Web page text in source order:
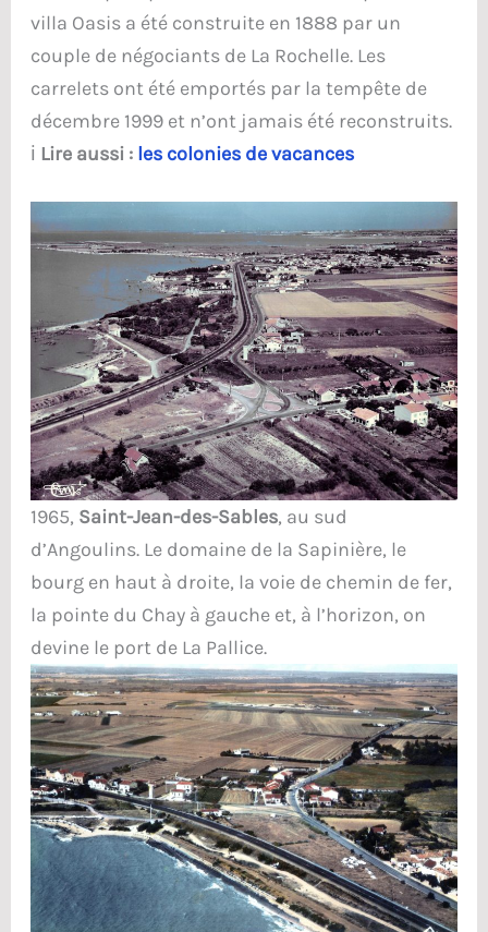
villa Oasis a été construite en 1888 par un
couple de négociants de La Rochelle. Les
carrelets ont été emportés par la tempête de
décembre 1999 et n’ont jamais été reconstruits.
ℹ️ Lire aussi : les colonies de vacances
1965, Saint-Jean-des-Sables, au sud
d’Angoulins. Le domaine de la Sapinière, le
bourg en haut à droite, la voie de chemin de fer,
la pointe du Chay à gauche et, à l’horizon, on
devine le port de La Pallice.